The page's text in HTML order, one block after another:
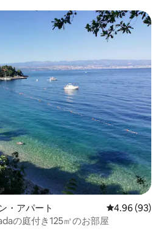
・アパート レビュー93
4.96 (93)
の庭付き125㎡のお部屋